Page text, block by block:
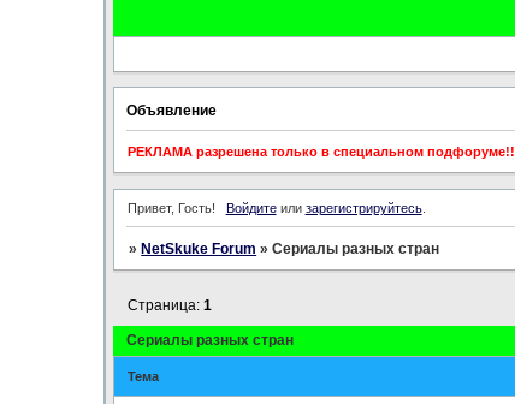
Объявление
РЕКЛАМА разрешена только в специальном подфоруме!!
Привет, Гость! Войдитеили зарегистрируйтесь.
» NetSkuke Forum »Сериалы разных стран
Сериалы разных стран
Страница:1
Тема